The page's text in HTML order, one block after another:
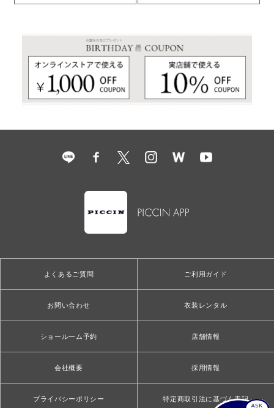
よくあるご質問 ご利用ガイド
お問い合わせ 衣装レンタル
ショールーム予約 店舗情報
会社概要 採用情報
プライバシーポリシー 特定商取引法に基づく表記